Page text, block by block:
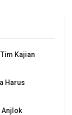
Kajian
Harus
Anjlok